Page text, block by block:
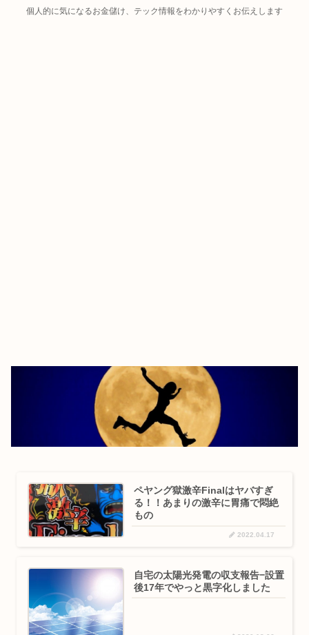
個人的に気になるお金儲け、テック情報をわかりやすくお伝えします
ペヤング獄激辛Finalはヤバすぎ
る！！あまりの激辛に胃痛で悶絶
もの
2022.04.17
自宅の太陽光発電の収支報告−設置
後17年でやっと黒字化しました